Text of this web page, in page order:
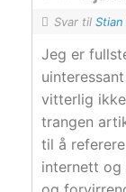
Svar til
Jeg er
vitterlig
trangen
til å
internett